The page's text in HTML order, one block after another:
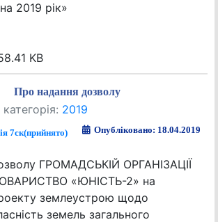
2019 рік»
KB
Про надання дозволу
2019
7ск(прийнято) Опубліковано: 18.04.2019
ГРОМАДСЬКІЙ ОРГАНІЗАЦІЇ
«ЮНІСТЬ-2» на
землеустрою щодо
земель загального